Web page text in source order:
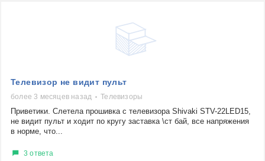
Телевизор не видит пульт
более 3 месяцев назад Телевизоры
Приветики. Слетела прошивка с телевизора Shivaki STV-22LED15,
не видит пульт и ходит по кругу заставка \ст бай, все напряжения
в норме, что...
3 ответа